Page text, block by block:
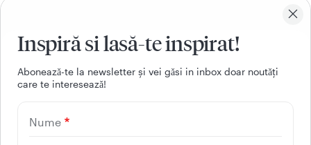
Inspiră si lasă-te inspirat!
Aboneazǎ-te la newsletter și vei gǎsi in inbox doar noutǎți
care te intereseazǎ!
Nume
CONTACT